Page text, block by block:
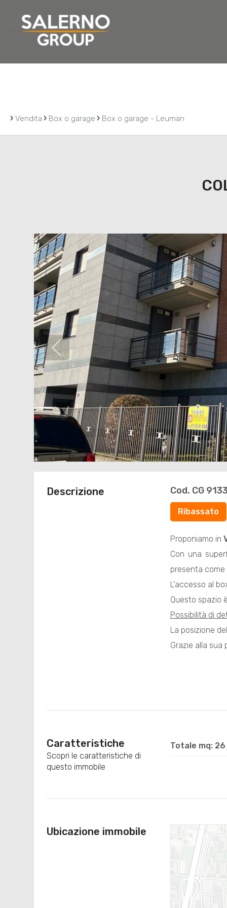
› Vendita › Box o garage › Box o garage - Leuman
Descrizione Cod. CG
Ribassato
Proponiamo in
Con una
presenta
L'accesso al
Questo spazio
Possibilità di
La posizione
Grazie alla
Caratteristiche
Scopri le caratteristiche di
questo immobile
Totale mq: 26
Ubicazione immobile